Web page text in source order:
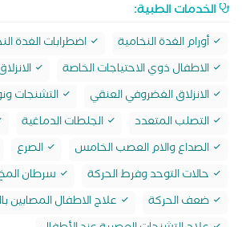
الخدمات الطبية:
أورام الغدة النخامية اضطرابات الغدة
الاطفال ذوي الاحتياجات الخاصة
الانزلاق الغضروفي العنقي
التشنجات
التصلب المتعدد
الجلطات الدماغية
الصداع والام العصب الخامس
الصرع
حالات التوحد وفرط الحركة
سرطان
ضعف الحركة
علاج الاطفال المصابين